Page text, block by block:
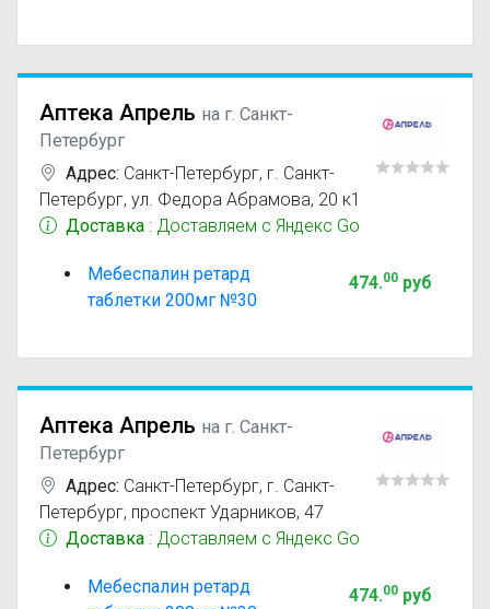
Аптека Апрель на г. Санкт-
Петербург
Адрес: Санкт-Петербург, г. Санкт-
Петербург, ул. Федора Абрамова, 20 к1
Доставка : Доставляем с Яндекс Go
Мебеспалин ретард
таблетки 200мг №30
474.00руб
Аптека Апрель на г. Санкт-
Петербург
Адрес: Санкт-Петербург, г. Санкт-
Петербург, проспект Ударников, 47
Доставка : Доставляем с Яндекс Go
Мебеспалин ретард
474.00руб